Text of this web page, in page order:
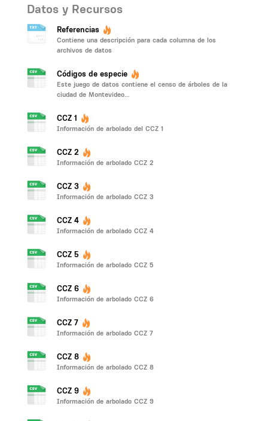
Datos y Recursos
Referencias
Contiene una descripción para cada columna de los
archivos de datos
Códigos de especie
Este juego de datos contiene el censo de árboles de la
ciudad de Montevideo...
CCZ 1
Información de arbolado del CCZ 1
CCZ 2
Información de arbolado CCZ 2
CCZ 3
Información de arbolado CCZ 3
CCZ 4
Información de arbolado CCZ 4
CCZ 5
Información de arbolado CCZ 5
CCZ 6
Información de arbolado CCZ 6
CCZ 7
Información de arbolado CCZ 7
CCZ 8
Información de arbolado CCZ 8
CCZ 9
Información de arbolado CCZ 9